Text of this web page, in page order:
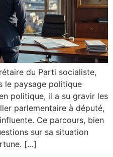
du Parti socialiste,
le paysage politique
politique, il a su gravir les
parlementaire à député,
Ce parcours, bien
sur sa situation
[…]